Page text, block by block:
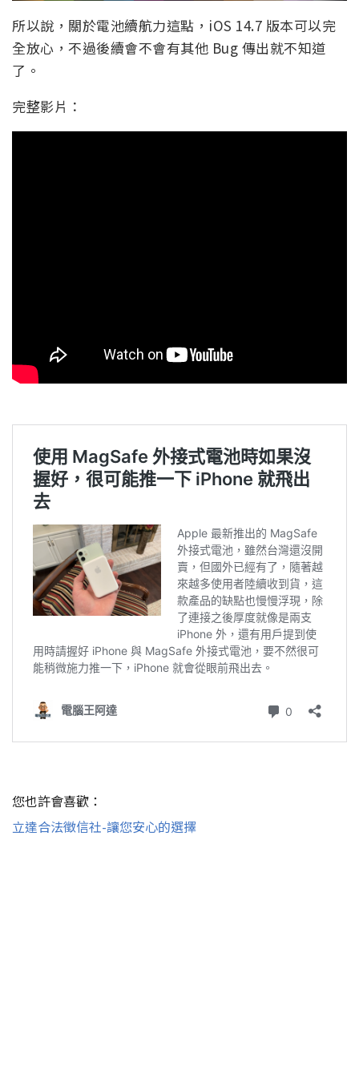
所以說，關於電池續航力這點，iOS 14.7 版本可以完
全放心，不過後續會不會有其他 Bug 傳出就不知道
了。
完整影片：
您也許會喜歡：
立達合法徵信社-讓您安心的選擇